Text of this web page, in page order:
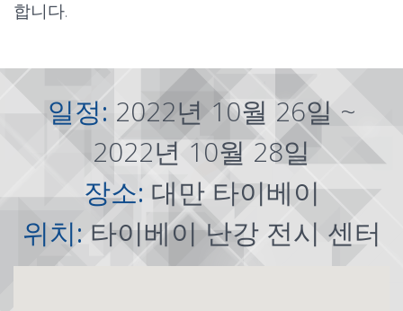
합니다.
일정: 2022년 10월 26일 ~
2022년 10월 28일
장소: 대만 타이베이
위치: 타이베이 난강 전시 센터